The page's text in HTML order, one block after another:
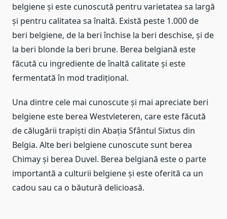
belgiene și este cunoscută pentru varietatea sa largă
și pentru calitatea sa înaltă. Există peste 1.000 de
beri belgiene, de la beri închise la beri deschise, și de
la beri blonde la beri brune. Berea belgiană este
făcută cu ingrediente de înaltă calitate și este
fermentată în mod tradițional.
Una dintre cele mai cunoscute și mai apreciate beri
belgiene este berea Westvleteren, care este făcută
de călugării trapiști din Abația Sfântul Sixtus din
Belgia. Alte beri belgiene cunoscute sunt berea
Chimay și berea Duvel. Berea belgiană este o parte
importantă a culturii belgiene și este oferită ca un
cadou sau ca o băutură delicioasă.